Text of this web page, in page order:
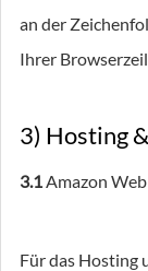
an der
Ihrer
3) Hosting
3.1Amazon
Für das Hosting